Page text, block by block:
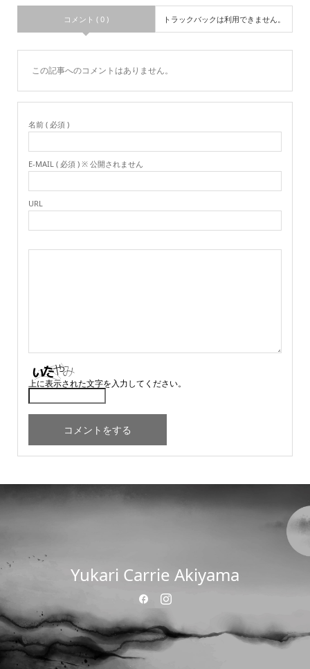
コメント ( 0 ) トラックバックは利用できません。
この記事へのコメントはありません。
名前 ( 必須 )
E-MAIL ( 必須 ) ※ 公開されません
URL
上に表示された文字を入力してください。
Yukari Carrie Akiyama